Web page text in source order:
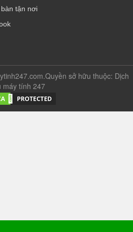
tận nơi
sở hữu thuộc: Dịch
máy tính 247